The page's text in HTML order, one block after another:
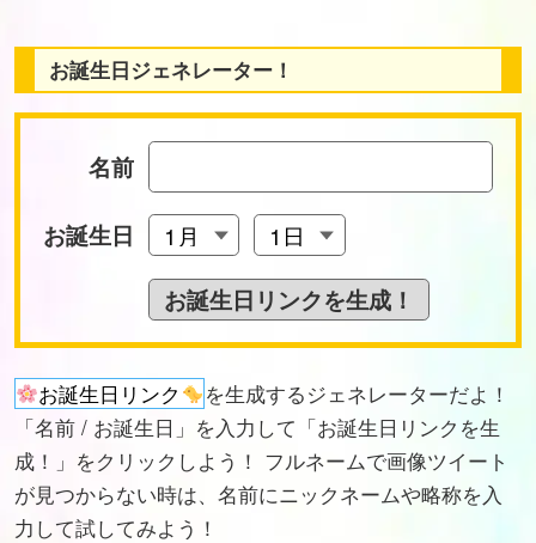
お誕生日ジェネレーター！
名前
お誕生日
お誕生日リンク
を生成するジェネレーターだよ！
「名前 / お誕生日」を入力して「お誕生日リンクを生
成！」をクリックしよう！ フルネームで画像ツイート
が見つからない時は、名前にニックネームや略称を入
力して試してみよう！